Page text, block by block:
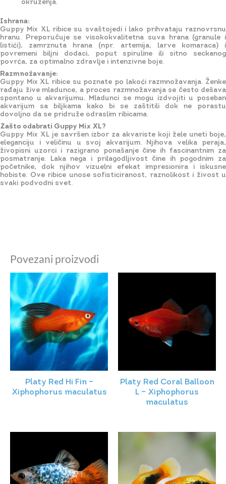
okruženja.
Ishrana:
Guppy Mix XL ribice su svaštojedi i lako prihvataju raznovrsnu
hranu. Preporučuje se visokokvalitetna suva hrana (granule i
listići), zamrznuta hrana (npr. artemija, larve komaraca) i
povremeni biljni dodaci, poput spiruline ili sitno seckanog
povrća, za optimalno zdravlje i intenzivne boje.
Razmnožavanje:
Guppy Mix XL ribice su poznate po lakoći razmnožavanja. Ženke
rađaju žive mladunce, a proces razmnožavanja se često dešava
spontano u akvarijumu. Mladunci se mogu izdvojiti u poseban
akvarijum sa biljkama kako bi se zaštitili dok ne porastu
dovoljno da se pridruže odraslim ribicama.
Zašto odabrati Guppy Mix XL?
Guppy Mix XL je savršen izbor za akvariste koji žele uneti boje,
eleganciju i veličinu u svoj akvarijum. Njihova velika peraja,
živopisni uzorci i razigrano ponašanje čine ih fascinantnim za
posmatranje. Laka nega i prilagodljivost čine ih pogodnim za
početnike, dok njihov vizuelni efekat impresionira i iskusne
hobiste. Ove ribice unose sofisticiranost, raznolikost i živost u
svaki podvodni svet.
Povezani proizvodi
Platy Red Hi Fin –
Xiphophorus maculatus
Platy Red Coral Balloon
L – Xiphophorus
maculatus